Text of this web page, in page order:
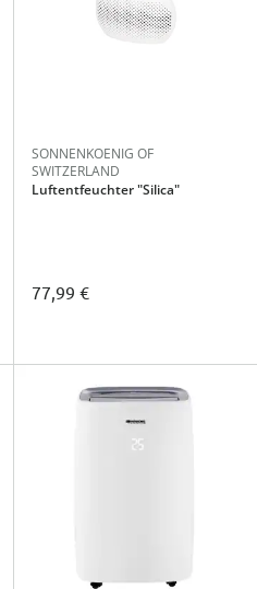
SONNENKOENIG OF
SWITZERLAND
Luftentfeuchter "Silica"
77,99 €